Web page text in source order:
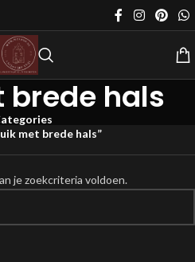
brede hals
met brede hals”
je zoekcriteria voldoen.